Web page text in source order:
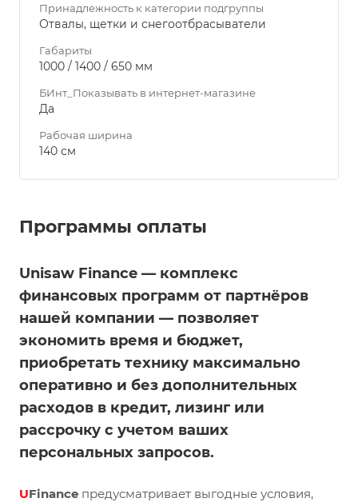
Принадлежность к категории подгруппы
Отвалы, щетки и снегоотбрасыватели
Габариты
1000 / 1400 / 650 мм
БИнт_Показывать в интернет-магазине
Да
Рабочая ширина
140 см
Программы оплаты
Unisaw Finance — комплекс
финансовых программ от партнёров
нашей компании — позволяет
экономить время и бюджет,
приобретать технику максимально
оперативно и без дополнительных
расходов в кредит, лизинг или
рассрочку с учетом ваших
персональных запросов.
UFinance предусматривает выгодные условия,